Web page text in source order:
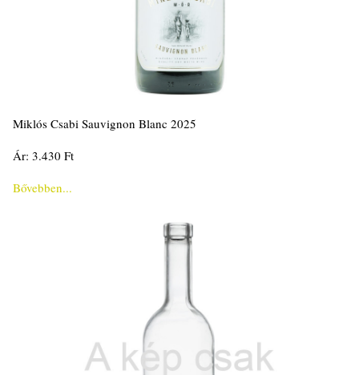
Miklós Csabi Sauvignon Blanc 2025
Ár: 3.430 Ft
Bővebben...